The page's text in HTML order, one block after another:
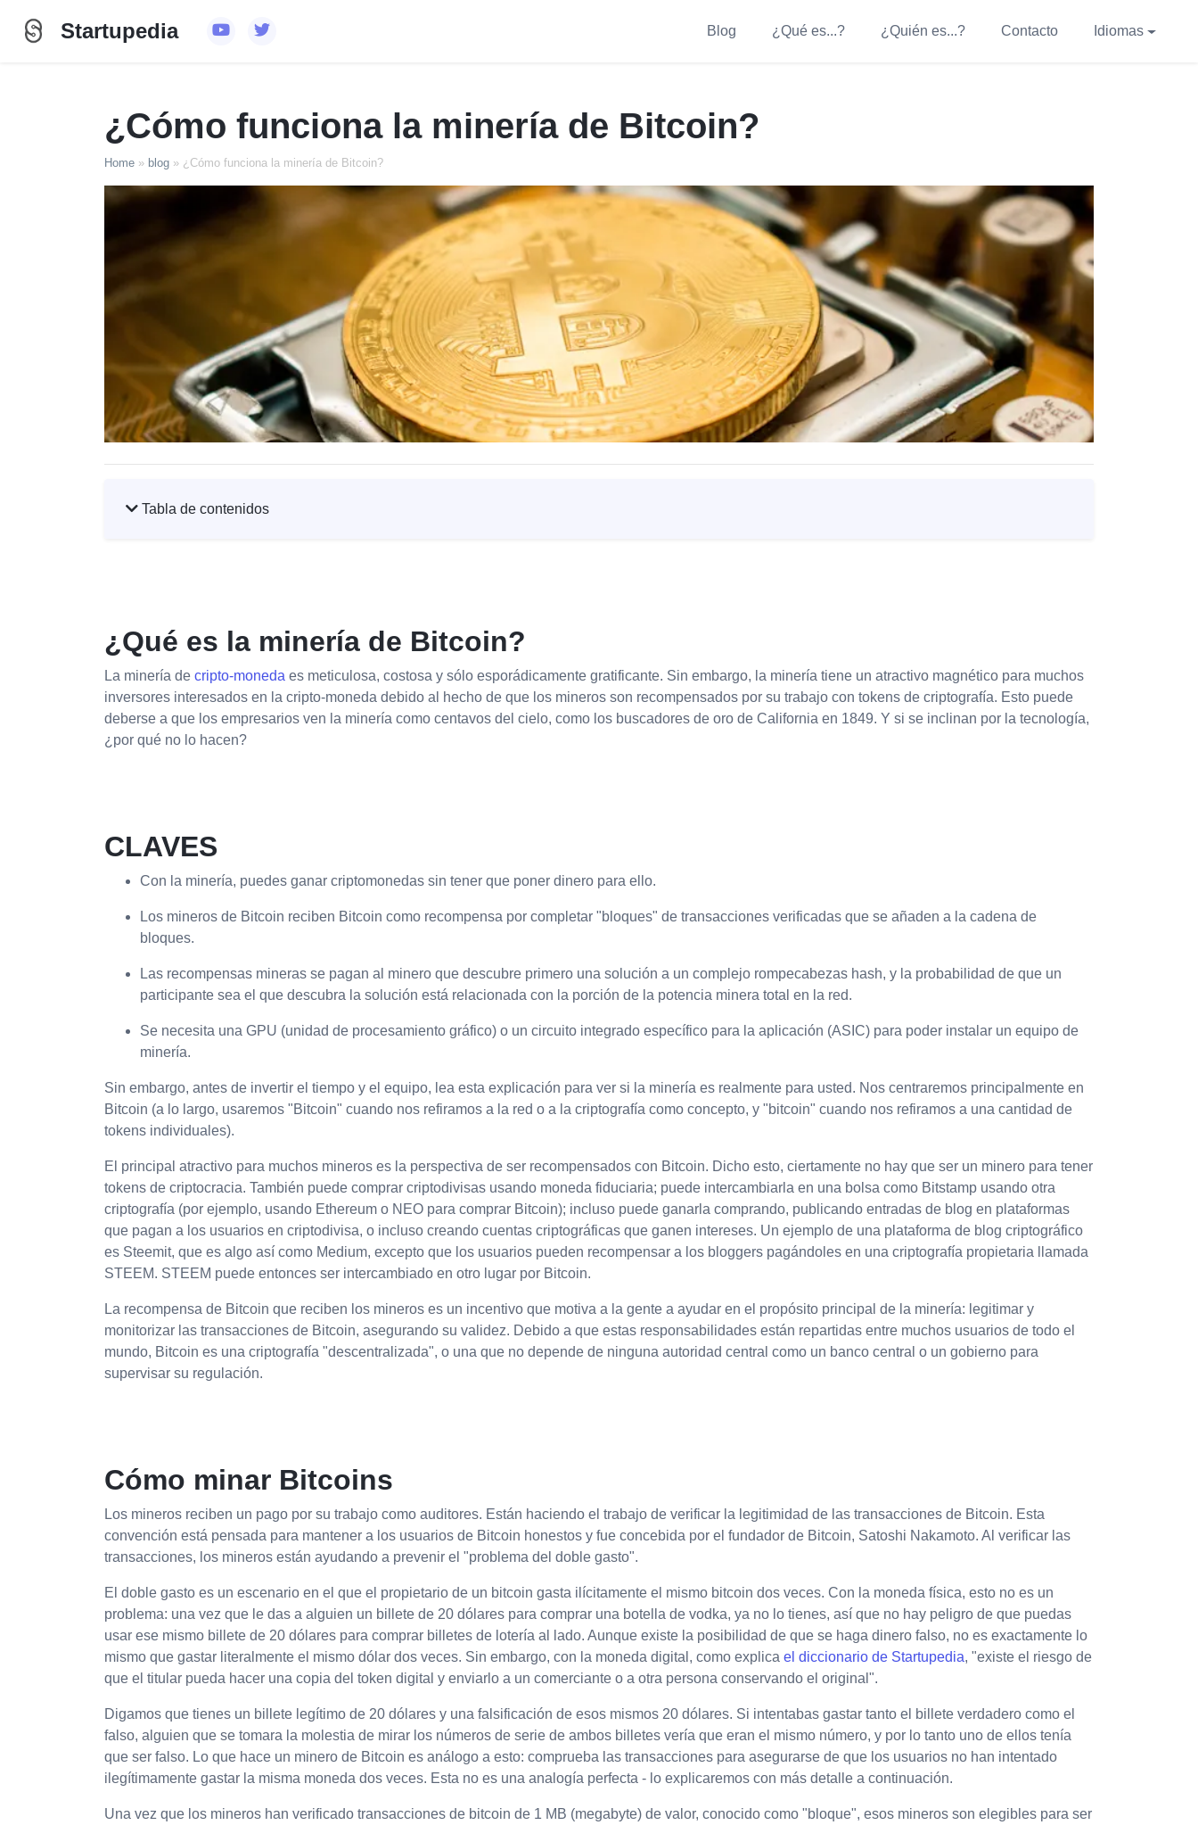
Startupedia Blog ¿Qué es...? ¿Quién es...? Contacto Idiomas
¿Cómo funciona la minería de Bitcoin?
Home » blog » ¿Cómo funciona la minería de Bitcoin?
Tabla de contenidos
¿Qué es la minería de Bitcoin?
La minería de cripto-moneda es meticulosa, costosa y sólo esporádicamente gratificante. Sin embargo, la minería tiene un atractivo magnético para muchos
inversores interesados en la cripto-moneda debido al hecho de que los mineros son recompensados por su trabajo con tokens de criptografía. Esto puede
deberse a que los empresarios ven la minería como centavos del cielo, como los buscadores de oro de California en 1849. Y si se inclinan por la tecnología,
¿por qué no lo hacen?
CLAVES
Con la minería, puedes ganar criptomonedas sin tener que poner dinero para ello.
Los mineros de Bitcoin reciben Bitcoin como recompensa por completar "bloques" de transacciones verificadas que se añaden a la cadena de
bloques.
Las recompensas mineras se pagan al minero que descubre primero una solución a un complejo rompecabezas hash, y la probabilidad de que un
participante sea el que descubra la solución está relacionada con la porción de la potencia minera total en la red.
Se necesita una GPU (unidad de procesamiento gráfico) o un circuito integrado específico para la aplicación (ASIC) para poder instalar un equipo de
minería.
Sin embargo, antes de invertir el tiempo y el equipo, lea esta explicación para ver si la minería es realmente para usted. Nos centraremos principalmente en
Bitcoin (a lo largo, usaremos "Bitcoin" cuando nos refiramos a la red o a la criptografía como concepto, y "bitcoin" cuando nos refiramos a una cantidad de
tokens individuales).
El principal atractivo para muchos mineros es la perspectiva de ser recompensados con Bitcoin. Dicho esto, ciertamente no hay que ser un minero para tener
tokens de criptocracia. También puede comprar criptodivisas usando moneda fiduciaria; puede intercambiarla en una bolsa como Bitstamp usando otra
criptografía (por ejemplo, usando Ethereum o NEO para comprar Bitcoin); incluso puede ganarla comprando, publicando entradas de blog en plataformas
que pagan a los usuarios en criptodivisa, o incluso creando cuentas criptográficas que ganen intereses. Un ejemplo de una plataforma de blog criptográfico
es Steemit, que es algo así como Medium, excepto que los usuarios pueden recompensar a los bloggers pagándoles en una criptografía propietaria llamada
STEEM. STEEM puede entonces ser intercambiado en otro lugar por Bitcoin.
La recompensa de Bitcoin que reciben los mineros es un incentivo que motiva a la gente a ayudar en el propósito principal de la minería: legitimar y
monitorizar las transacciones de Bitcoin, asegurando su validez. Debido a que estas responsabilidades están repartidas entre muchos usuarios de todo el
mundo, Bitcoin es una criptografía "descentralizada", o una que no depende de ninguna autoridad central como un banco central o un gobierno para
supervisar su regulación.
Cómo minar Bitcoins
Los mineros reciben un pago por su trabajo como auditores. Están haciendo el trabajo de verificar la legitimidad de las transacciones de Bitcoin. Esta
convención está pensada para mantener a los usuarios de Bitcoin honestos y fue concebida por el fundador de Bitcoin, Satoshi Nakamoto. Al verificar las
transacciones, los mineros están ayudando a prevenir el "problema del doble gasto".
El doble gasto es un escenario en el que el propietario de un bitcoin gasta ilícitamente el mismo bitcoin dos veces. Con la moneda física, esto no es un
problema: una vez que le das a alguien un billete de 20 dólares para comprar una botella de vodka, ya no lo tienes, así que no hay peligro de que puedas
usar ese mismo billete de 20 dólares para comprar billetes de lotería al lado. Aunque existe la posibilidad de que se haga dinero falso, no es exactamente lo
mismo que gastar literalmente el mismo dólar dos veces. Sin embargo, con la moneda digital, como explica el diccionario de Startupedia, "existe el riesgo de
que el titular pueda hacer una copia del token digital y enviarlo a un comerciante o a otra persona conservando el original".
Digamos que tienes un billete legítimo de 20 dólares y una falsificación de esos mismos 20 dólares. Si intentabas gastar tanto el billete verdadero como el
falso, alguien que se tomara la molestia de mirar los números de serie de ambos billetes vería que eran el mismo número, y por lo tanto uno de ellos tenía
que ser falso. Lo que hace un minero de Bitcoin es análogo a esto: comprueba las transacciones para asegurarse de que los usuarios no han intentado
ilegítimamente gastar la misma moneda dos veces. Esta no es una analogía perfecta - lo explicaremos con más detalle a continuación.
Una vez que los mineros han verificado transacciones de bitcoin de 1 MB (megabyte) de valor, conocido como "bloque", esos mineros son elegibles para ser